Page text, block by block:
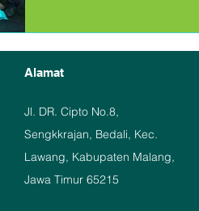
Alamat
Jl. DR. Cipto No.8,
Sengkkrajan, Bedali, Kec.
Lawang, Kabupaten Malang,
Jawa Timur 65215